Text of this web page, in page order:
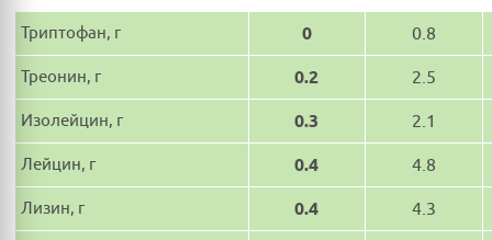
Триптофан, г 0 0.8
Треонин, г 0.2 2.5
Изолейцин, г 0.3 2.1
Лейцин, г 0.4 4.8
Лизин, г 0.4 4.3